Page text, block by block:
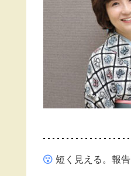
短く見える。報